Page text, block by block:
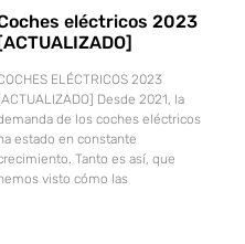
eléctricos 2023
ELÉCTRICOS 2023
[ACTUALIZADO] Desde 2021, la
de los coches eléctricos
estado en constante
Tanto es así, que
visto cómo las